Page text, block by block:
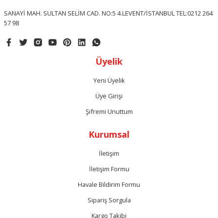
Gönder
SANAYİ MAH. SULTAN SELİM CAD. NO:5 4.LEVENT/İSTANBUL TEL:0212 264
57 98
Üyelik
Yeni Üyelik
Üye Girişi
Şifremi Unuttum
Kurumsal
İletişim
İletişim Formu
Havale Bildirim Formu
Sipariş Sorgula
Kargo Takibi